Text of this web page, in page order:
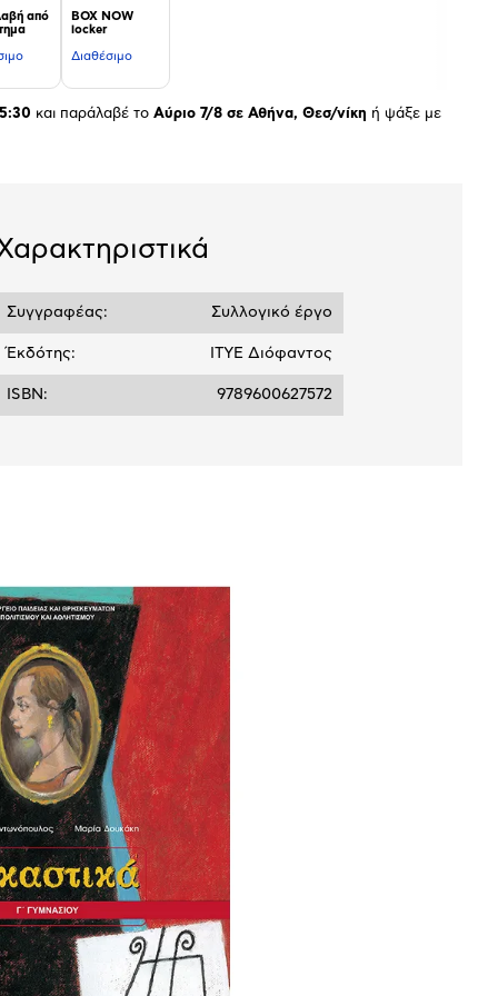
από
BOX NOW
locker
Διαθέσιμο
και παράλαβέ το Αύριο 7/8 σε Αθήνα, Θεσ/νίκη ή ψάξε με
Συγγραφέας: Συλλογικό έργο
Έκδότης: ΙΤΥΕ Διόφαντος
ISBN: 9789600627572